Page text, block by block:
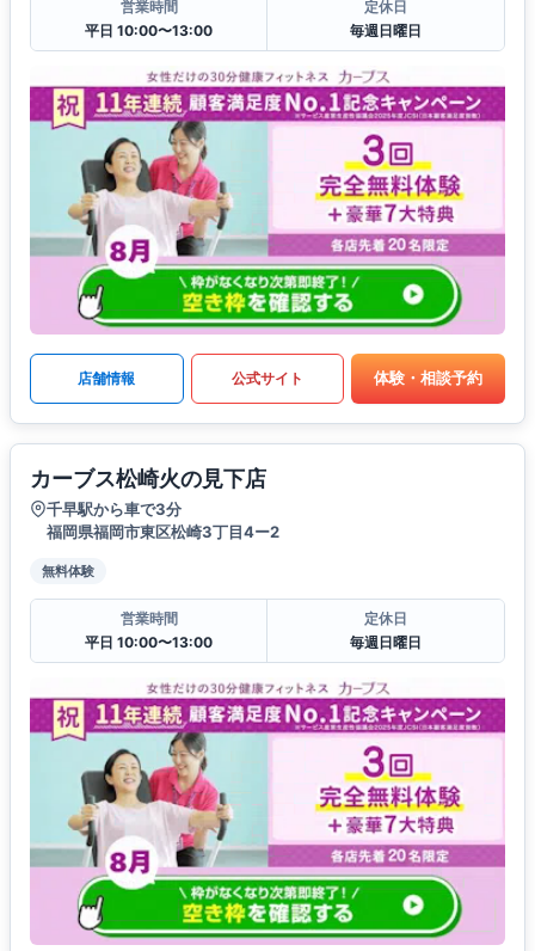
営業時間
平日 10:00〜13:00
定休日
毎週日曜日
店舗情報 公式サイト 体験・相談予約
カーブス松崎火の見下店
千早駅から車で3分
福岡県福岡市東区松崎3丁目4ー2
無料体験
営業時間
平日 10:00〜13:00
定休日
毎週日曜日